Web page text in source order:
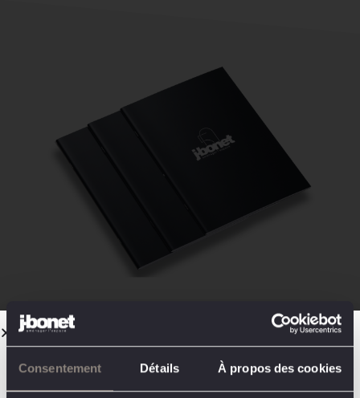
Consentement Détails À propos des cookies
50 ans de design
Télécharger notre brochure
FERMETURE
ESTIVALE